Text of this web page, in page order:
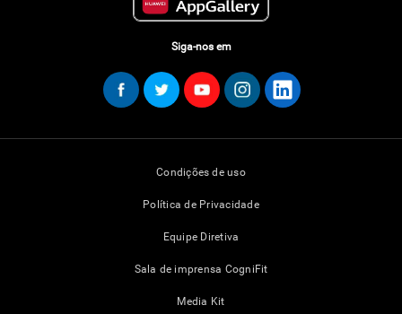
Siga-nos em
Condições de uso
Política de Privacidade
Equipe Diretiva
Sala de imprensa CogniFit
Media Kit